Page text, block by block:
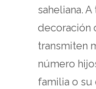
saheliana.
decoración
transmiten
número
familia o su